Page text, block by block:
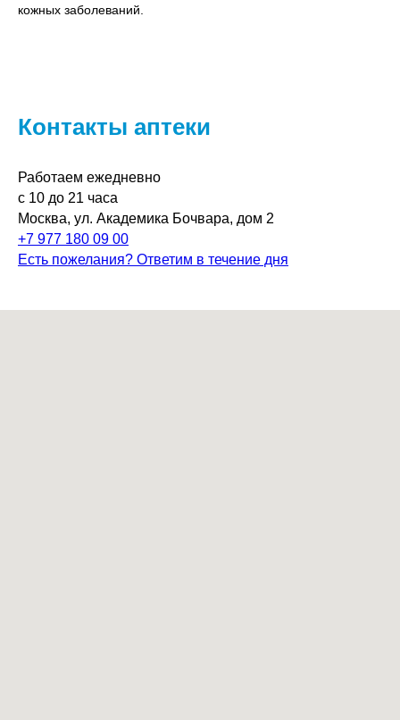
кожных заболеваний.
Контакты аптеки
Работаем ежедневно
с 10 до 21 часа
Москва, ул. Академика Бочвара, дом 2
+7 977 180 09 00
Есть пожелания? Ответим в течение дня